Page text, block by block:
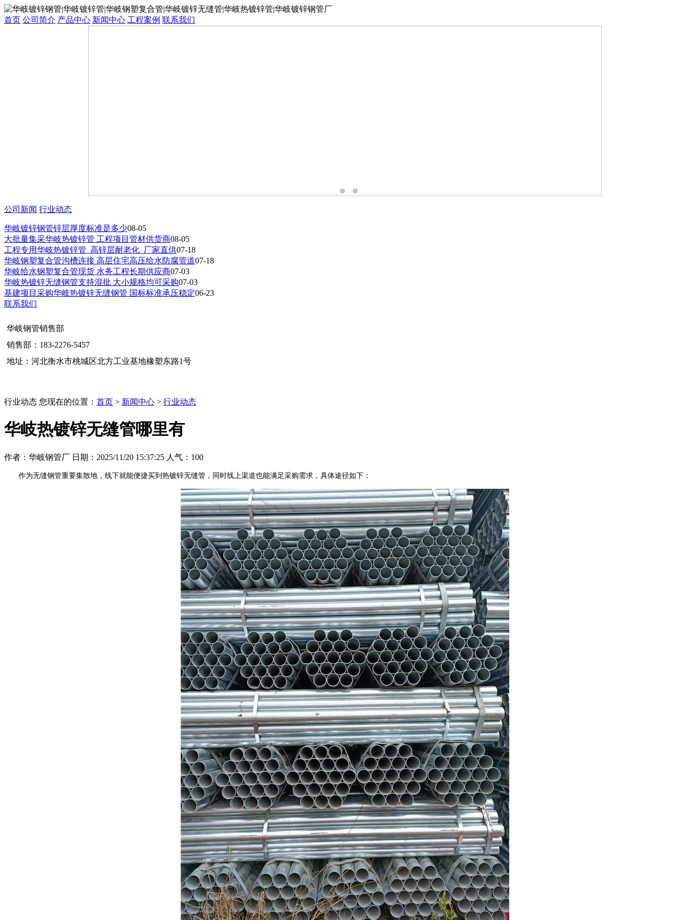
首页 公司简介 产品中心 新闻中心 工程案例 联系我们
公司新闻 行业动态
华岐镀锌钢管锌层厚度标准是多少08-05
大批量集采华岐热镀锌管 工程项目管材供货商08-05
工程专用华岐热镀锌管_高锌层耐老化_厂家直供07-18
华岐钢塑复合管沟槽连接 高层住宅高压给水防腐管道07-18
华岐给水钢塑复合管现货 水务工程长期供应商07-03
华岐热镀锌无缝钢管支持混批 大小规格均可采购07-03
基建项目采购华岐热镀锌无缝钢管 国标标准承压稳定06-23
联系我们
华岐钢管销售部
销售部：183-2276-5457
地址：河北衡水市桃城区北方工业基地橡塑东路1号
行业动态 您现在的位置： 首页 > 新闻中心 > 行业动态
华岐热镀锌无缝管哪里有
作者：华岐钢管厂 日期：2025/11/20 15:37:25 人气： 100
作为无缝钢管重要集散地，线下就能便捷买到热镀锌无缝管，同时线上渠道也能满足采购需求，具体途径如下：